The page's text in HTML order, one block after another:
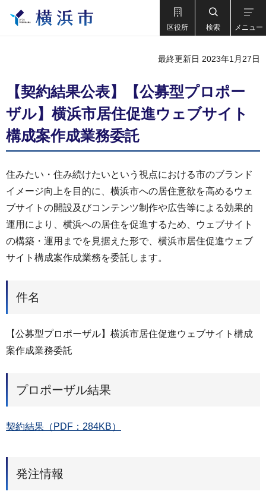
区役所 検索 メニュー
最終更新日 2023年1月27日
【契約結果公表】【公募型プロポー
ザル】横浜市居住促進ウェブサイト
構成案作成業務委託
住みたい・住み続けたいという視点における市のブランド
イメージ向上を目的に、横浜市への居住意欲を高めるウェ
ブサイトの開設及びコンテンツ制作や広告等による効果的
運用により、横浜への居住を促進するため、ウェブサイト
の構築・運用までを見据えた形で、横浜市居住促進ウェブ
サイト構成案作成業務を委託します。
件名
【公募型プロポーザル】横浜市居住促進ウェブサイト構成
案作成業務委託
プロポーザル結果
契約結果（PDF：284KB）
発注情報